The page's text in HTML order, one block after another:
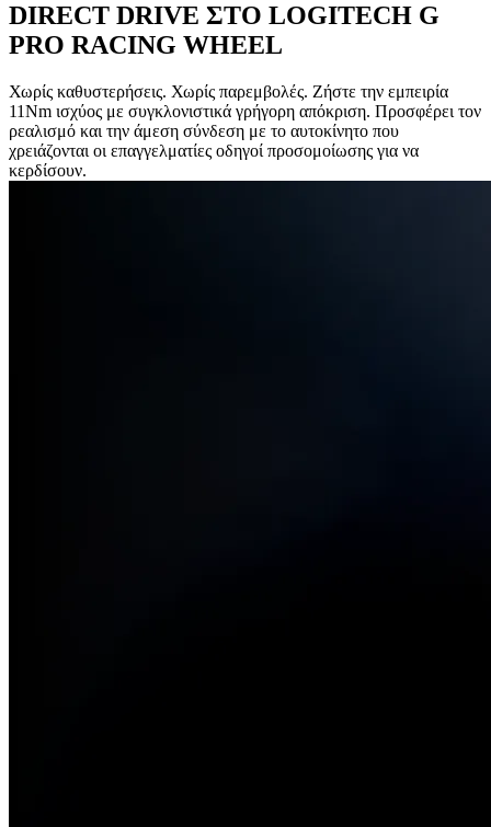
DIRECT DRIVE ΣΤΟ LOGITECH G
PRO RACING WHEEL
Χωρίς καθυστερήσεις. Χωρίς παρεμβολές. Ζήστε την εμπειρία
11Nm ισχύος με συγκλονιστικά γρήγορη απόκριση. Προσφέρει τον
ρεαλισμό και την άμεση σύνδεση με το αυτοκίνητο που
χρειάζονται οι επαγγελματίες οδηγοί προσομοίωσης για να
κερδίσουν.